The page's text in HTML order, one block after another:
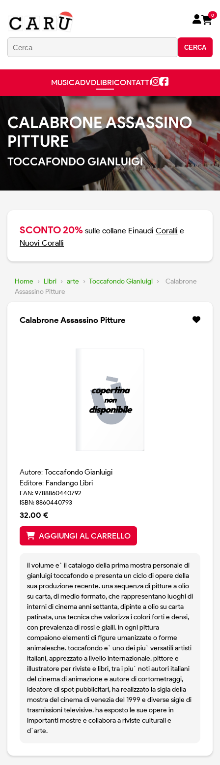
CERCA
0
MUSICADVDLIBRICONTATTI
CALABRONE ASSASSINO
PITTURE
TOCCAFONDO GIANLUIGI
SCONTO 20% sulle collane Einaudi Coralli e
Nuovi Coralli
Home › Libri › arte › Toccafondo Gianluigi ›
Calabrone
Assassino Pitture
Calabrone Assassino Pitture
Autore: Toccafondo Gianluigi
Editore: Fandango Libri
EAN: 9788860440792
ISBN: 8860440793
32.00 €
AGGIUNGI AL CARRELLO
il volume e` il catalogo della prima mostra personale di
gianluigi toccafondo e presenta un ciclo di opere della
sua produzione recente. una sequenza di pitture a olio
su carta, di medio formato, che rappresentano luoghi di
interni di cinema anni settanta, dipinte a olio su carta
patinata, una tecnica che valorizza i colori forti e densi,
con prevalenza di rossi e gialli. in ogni pittura
compaiono elementi di figure umanizzate o forme
animalesche. toccafondo e` uno dei piu` versatili artisti
italiani, apprezzato a livello internazionale. pittore e
illustratore per riviste e libri, tra i piu` noti autori italiani
del cinema di animazione e autore di cortometraggi,
ideatore di spot pubblicitari, ha realizzato la sigla della
mostra del cinema di venezia del 1999 e diverse sigle di
trasmissioni televisive. ha esposto le sue opere in
importanti mostre e collabora a riviste culturali e
d`arte.